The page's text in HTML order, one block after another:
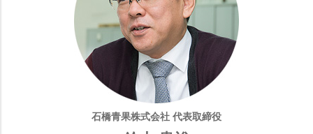
石橋青果株式会社 代表取締役